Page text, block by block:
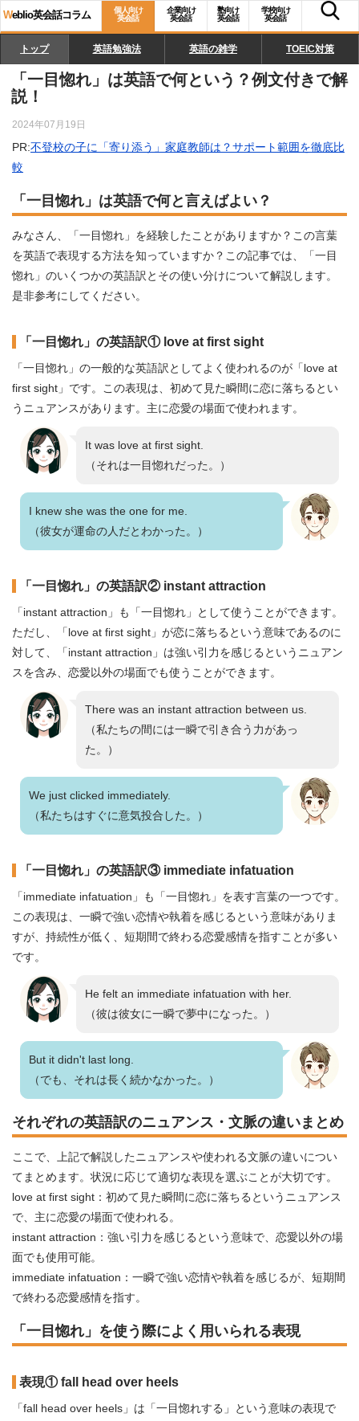
Weblio英会話コラム
個人向け
英会話
企業向け
英会話
塾向け
英会話
学校向け
英会話
トップ 英語勉強法 英語の雑学 TOEIC対策
「一目惚れ」は英語で何という？例文付きで解
説！
2024年07月19日
PR:不登校の子に「寄り添う」家庭教師は？サポート範囲を徹底比
較
「一目惚れ」は英語で何と言えばよい？
みなさん、「一目惚れ」を経験したことがありますか？この言葉
を英語で表現する方法を知っていますか？この記事では、「一目
惚れ」のいくつかの英語訳とその使い分けについて解説します。
是非参考にしてください。
「一目惚れ」の英語訳① love at first sight
「一目惚れ」の一般的な英語訳としてよく使われるのが「love at
first sight」です。この表現は、初めて見た瞬間に恋に落ちるとい
うニュアンスがあります。主に恋愛の場面で使われます。
It was love at first sight.
（それは一目惚れだった。）
I knew she was the one for me.
（彼女が運命の人だとわかった。）
「一目惚れ」の英語訳② instant attraction
「instant attraction」も「一目惚れ」として使うことができます。
ただし、「love at first sight」が恋に落ちるという意味であるのに
対して、「instant attraction」は強い引力を感じるというニュアン
スを含み、恋愛以外の場面でも使うことができます。
There was an instant attraction between us.
（私たちの間には一瞬で引き合う力があっ
た。）
We just clicked immediately.
（私たちはすぐに意気投合した。）
「一目惚れ」の英語訳③ immediate infatuation
「immediate infatuation」も「一目惚れ」を表す言葉の一つです。
この表現は、一瞬で強い恋情や執着を感じるという意味がありま
すが、持続性が低く、短期間で終わる恋愛感情を指すことが多い
です。
He felt an immediate infatuation with her.
（彼は彼女に一瞬で夢中になった。）
But it didn't last long.
（でも、それは長く続かなかった。）
それぞれの英語訳のニュアンス・文脈の違いまとめ
ここで、上記で解説したニュアンスや使われる文脈の違いについ
てまとめます。状況に応じて適切な表現を選ぶことが大切です。
love at first sight：初めて見た瞬間に恋に落ちるというニュアンス
で、主に恋愛の場面で使われる。
instant attraction：強い引力を感じるという意味で、恋愛以外の場
面でも使用可能。
immediate infatuation：一瞬で強い恋情や執着を感じるが、短期間
で終わる恋愛感情を指す。
「一目惚れ」を使う際によく用いられる表現
表現① fall head over heels
「fall head over heels」は「一目惚れする」という意味の表現で